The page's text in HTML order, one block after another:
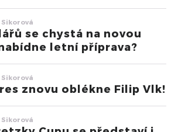
Sikorová
se chystá na novou
letní příprava?
Sikorová
znovu oblékne Filip Vlk!
Sikorová